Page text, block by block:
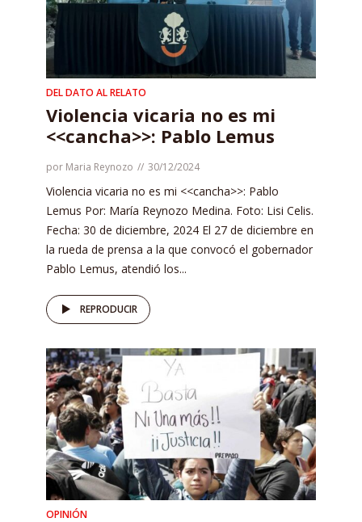
DEL DATO AL RELATO
Violencia vicaria no es mi
<<cancha>>: Pablo Lemus
por Maria Reynozo 30/12/2024
Violencia vicaria no es mi <<cancha>>: Pablo
Lemus Por: María Reynozo Medina. Foto: Lisi Celis.
Fecha: 30 de diciembre, 2024 El 27 de diciembre en
la rueda de prensa a la que convocó el gobernador
Pablo Lemus, atendió los...
REPRODUCIR
OPINIÓN